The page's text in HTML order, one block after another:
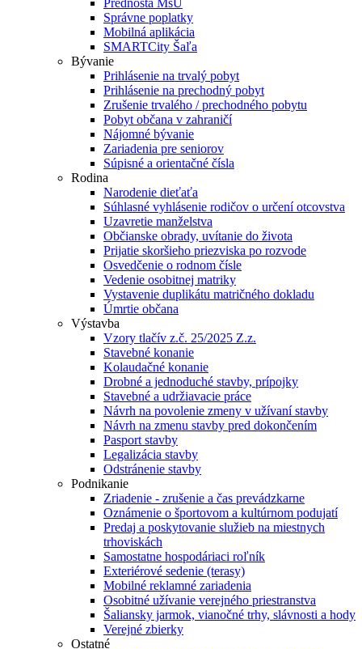
Prednosta MsÚ
Správne poplatky
Mobilná aplikácia
SMARTCity Šaľa
Bývanie
Prihlásenie na trvalý pobyt
Prihlásenie na prechodný pobyt
Zrušenie trvalého / prechodného pobytu
Pobyt občana v zahraničí
Nájomné bývanie
Zariadenia pre seniorov
Súpisné a orientačné čísla
Rodina
Narodenie dieťaťa
Súhlasné vyhlásenie rodičov o určení otcovstva
Uzavretie manželstva
Občianske obrady, uvítanie do života
Prijatie skoršieho priezviska po rozvode
Osvedčenie o rodnom čísle
Vedenie osobitnej matriky
Vystavenie duplikátu matričného dokladu
Úmrtie občana
Výstavba
Vzory tlačív z.č. 25/2025 Z.z.
Stavebné konanie
Kolaudačné konanie
Drobné a jednoduché stavby, prípojky
Stavebné a udržiavacie práce
Návrh na povolenie zmeny v užívaní stavby
Návrh na zmenu stavby pred dokončením
Pasport stavby
Legalizácia stavby
Odstránenie stavby
Podnikanie
Zriadenie - zrušenie a čas prevádzkarne
Oznámenie o športovom a kultúrnom podujatí
Predaj a poskytovanie služieb na miestnych
trhoviskách
Samostatne hospodáriaci roľník
Exteriérové sedenie (terasy)
Mobilné reklamné zariadenia
Osobitné užívanie verejného priestranstva
Šaliansky jarmok, vianočné trhy, slávnosti a hody
Verejné zbierky
Ostatné